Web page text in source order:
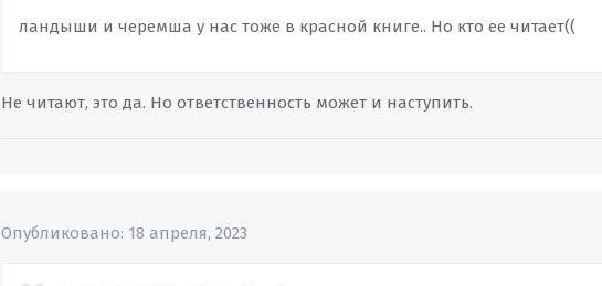
ландыши и черемша у нас тоже в красной книге.. Но кто ее читает((
Не читают, это да. Но ответственность может и наступить.
Опубликовано: 18 апреля, 2023